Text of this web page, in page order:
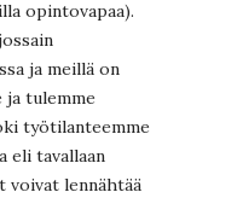
opintovapaa).
ja meillä on
ja tulemme
työtilanteemme
eli tavallaan
voivat lennähtää